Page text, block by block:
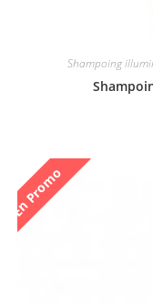
Shampoing
En Promo